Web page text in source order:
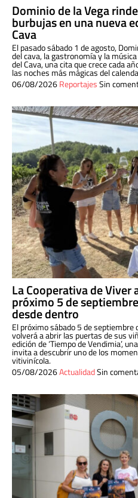
Dominio de la Vega
burbujas en una nueva
Cava
El pasado sábado 1 de agosto,
del cava, la gastronomía y la
del Cava, una cita que crece cada
las noches más mágicas del
06/08/2026ReportajesSin
La Cooperativa de Viver
próximo 5 de
desde dentro
El próximo sábado 5 de
volverá a abrir las puertas de sus
edición de ‘Tiempo de Vendimia’,
invita a descubrir uno de los
vitivinícola.
05/08/2026ActualidadSin